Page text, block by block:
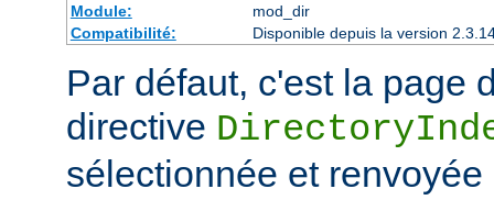
Module:
mod_dir
Compatibilité:
Disponible depuis la version
Par défaut, c'est la page
directive
sélectionnée et